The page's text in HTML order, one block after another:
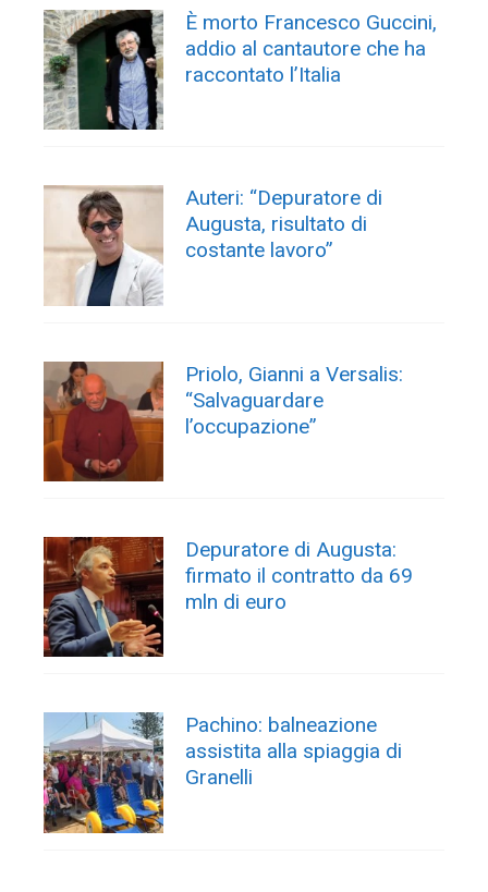
È morto Francesco Guccini,
addio al cantautore che ha
raccontato l’Italia
Auteri: “Depuratore di
Augusta, risultato di
costante lavoro”
Priolo, Gianni a Versalis:
“Salvaguardare
l’occupazione”
Depuratore di Augusta:
firmato il contratto da 69
mln di euro
Pachino: balneazione
assistita alla spiaggia di
Granelli